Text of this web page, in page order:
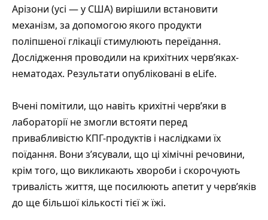
Арізони (усі — у США) вирішили встановити
механізм, за допомогою якого продукти
поліпшеної глікації стимулюють переїдання.
Дослідження проводили на крихітних черв’яках-
нематодах. Результати опубліковані в eLife.
Вчені помітили, що навіть крихітні черв’яки в
лабораторії не змогли встояти перед
привабливістю КПГ-продуктів і наслідками їх
поїдання. Вони з’ясували, що ці хімічні речовини,
крім того, що викликають хвороби і скорочують
тривалість життя, ще посилюють апетит у черв’яків
до ще більшої кількості тієї ж їжі.